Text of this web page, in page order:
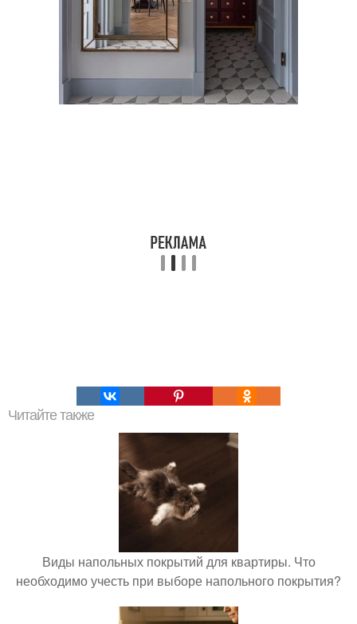
Читайте также
Виды напольных покрытий для квартиры. Что
необходимо учесть при выборе напольного покрытия?